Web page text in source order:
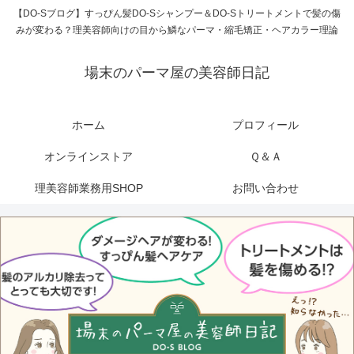
【DO-Sブログ】すっぴん髪DO-Sシャンプー＆DO-Sトリートメントで髪の傷
みが変わる？理美容師向けの目から鱗なパーマ・縮毛矯正・ヘアカラー理論
場末のパーマ屋の美容師日記
ホーム プロフィール
オンラインストア Ｑ＆Ａ
理美容師業務用SHOP お問い合わせ